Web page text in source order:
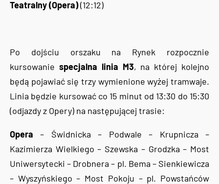
Teatralny (Opera)(12:12)
Po dojściu orszaku na Rynek rozpocznie
kursowanie specjalna linia M3, na której kolejno
będą pojawiać się trzy wymienione wyżej tramwaje.
Linia będzie kursować co 15 minut od 13:30 do 15:30
(odjazdy z Opery) na następującej trasie:
Opera– Świdnicka – Podwale – Krupnicza –
Kazimierza Wielkiego – Szewska – Grodzka – Most
Uniwersytecki – Drobnera – pl. Bema – Sienkiewicza
– Wyszyńskiego – Most Pokoju – pl. Powstańców